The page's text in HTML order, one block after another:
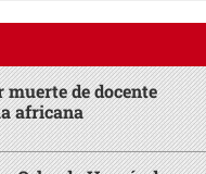
de docente
africana